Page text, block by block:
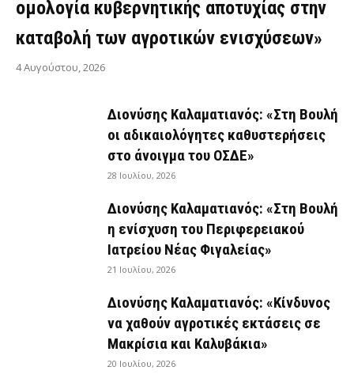
ομολογία κυβερνητικής αποτυχίας στην
καταβολή των αγροτικών ενισχύσεων»
4 Αυγούστου, 2026
Διονύσης Καλαματιανός: «Στη Βουλή
οι αδικαιολόγητες καθυστερήσεις
στο άνοιγμα του ΟΣΔΕ»
28 Ιουλίου, 2026
Διονύσης Καλαματιανός: «Στη Βουλή
η ενίσχυση του Περιφερειακού
Ιατρείου Νέας Φιγαλείας»
21 Ιουλίου, 2026
Διονύσης Καλαματιανός: «Κίνδυνος
να χαθούν αγροτικές εκτάσεις σε
Μακρίσια και Καλυβάκια»
20 Ιουλίου, 2026